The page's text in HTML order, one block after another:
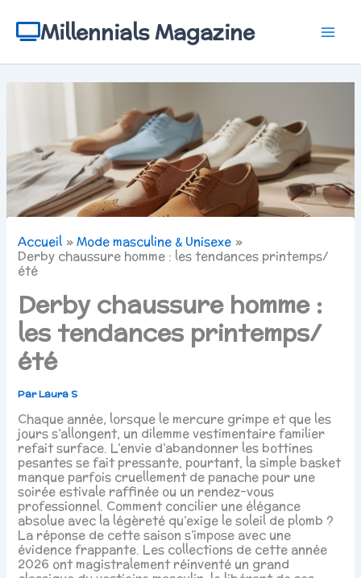
contenuMillennials Magazine
Accueil
Mode masculine & Unisexe
Derby chaussure homme : les tendances printemps/
été
Derby chaussure homme :
les tendances printemps/
été
ParLaura S
Chaque année, lorsque le mercure grimpe et que les
jours s’allongent, un dilemme vestimentaire familier
refait surface. L’envie d’abandonner les bottines
pesantes se fait pressante, pourtant, la simple basket
manque parfois cruellement de panache pour une
soirée estivale raffinée ou un rendez-vous
professionnel. Comment concilier une élégance
absolue avec la légèreté qu’exige le soleil de plomb ?
La réponse de cette saison s’impose avec une
évidence frappante. Les collections de cette année
2026 ont magistralement réinventé un grand